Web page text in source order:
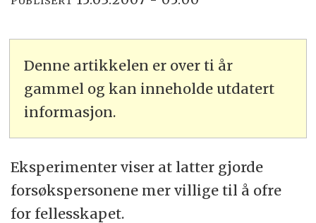
Denne artikkelen er over ti år
gammel og kan inneholde utdatert
informasjon.
Eksperimenter viser at latter gjorde
forsøkspersonene mer villige til å ofre
for fellesskapet.